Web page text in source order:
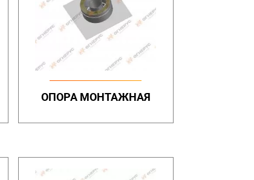
ОПОРА МОНТАЖНАЯ